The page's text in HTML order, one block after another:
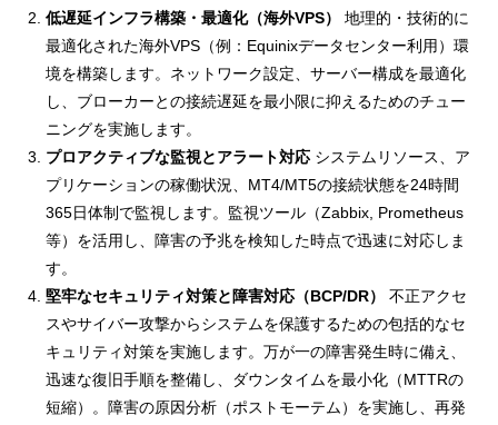
低遅延インフラ構築・最適化（海外VPS）
地理的・技術的に
最適化された海外VPS（例：Equinixデータセンター利用）環
境を構築します。ネットワーク設定、サーバー構成を最適化
し、ブローカーとの接続遅延を最小限に抑えるためのチュー
ニングを実施します。
プロアクティブな監視とアラート対応 システムリソース、ア
プリケーションの稼働状況、MT4/MT5の接続状態を24時間
365日体制で監視します。監視ツール（Zabbix, Prometheus
等）を活用し、障害の予兆を検知した時点で迅速に対応しま
す。
堅牢なセキュリティ対策と障害対応（BCP/DR）
不正アクセ
スやサイバー攻撃からシステムを保護するための包括的なセ
キュリティ対策を実施します。万が一の障害発生時に備え、
迅速な復旧手順を整備し、ダウンタイムを最小化（MTTRの
短縮）。障害の原因分析（ポストモーテム）を実施し、再発